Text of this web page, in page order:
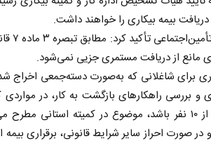
دریافت بیمه بیکاری را خواهند داشت.
مدیرکل امور
مانع از دریافت مستمری جزیی نمی‌شود.
برای شاغلانی که به‌صورت دسته‌جمعی اخراج
و بررسی راهکارهای بازگشت به کار، در مواردی
کارگران اخراجی یک کارگاه بیش از ۱۰ نفر باشد، موضوع در کمیته استانی
صورت احراز سایر شرایط قانونی، برقراری بیمه
جنگ برای آمریکا یعنی
مفتضحانه
رسانه